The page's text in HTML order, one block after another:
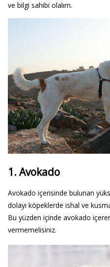
ve bilgi sahibi olalım.
1. Avokado
Avokado içerisinde bulunan
dolayı köpeklerde ishal ve
Bu yüzden içinde avokado
vermemelisiniz.